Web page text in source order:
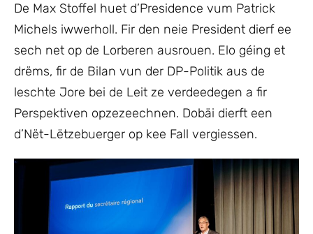
De Max Stoffel huet d’Presidence vum Patrick
Michels iwwerholl. Fir den neie President dierf ee
sech net op de Lorberen ausrouen. Elo géing et
drëms, fir de Bilan vun der DP-Politik aus de
leschte Jore bei de Leit ze verdeedegen a fir
Perspektiven opzezeechnen. Dobäi dierft een
d’Nët-Lëtzebuerger op kee Fall vergiessen.